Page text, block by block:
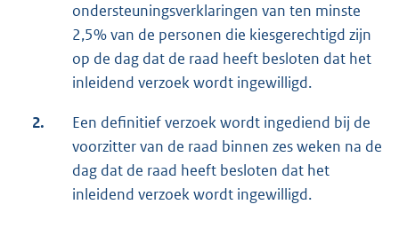
ondersteuningsverklaringen van ten minste
2,5% van de personen die kiesgerechtigd zijn
op de dag dat de raad heeft besloten dat het
inleidend verzoek wordt ingewilligd.
2.
Een definitief verzoek wordt ingediend bij de
voorzitter van de raad binnen zes weken na de
dag dat de raad heeft besloten dat het
inleidend verzoek wordt ingewilligd.